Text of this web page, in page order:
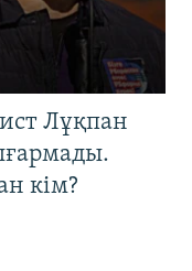
Лұқпан
кім?